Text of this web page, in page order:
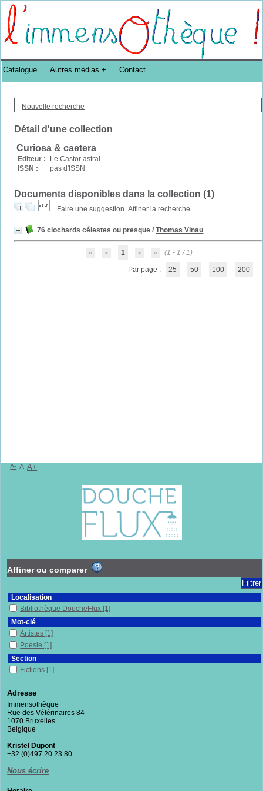
Bibliothèque DoucheFLUX Bibliotheek -->
Nouvelle recherche
Détail d'une collection
Curiosa & caetera
Editeur :
Le Castor astral
ISSN :
pas d'ISSN
Documents disponibles dans la collection (1)
Faire une suggestion Affiner la recherche
76 clochards célestes ou presque /Thomas Vinau
1 (1 - 1 / 1)
Par page : 25 50 100 200
Catalogue Autres médias Contact
A- A A+
Affiner ou comparer
Localisation
Bibliothèque DoucheFlux [1]
Mot-clé
Artistes [1]
Poésie [1]
Section
Fictions [1]
Adresse
Immensothèque
Rue des Vétérinaires 84
1070 Bruxelles
Belgique
Kristel Dupont
+32 (0)497 20 23 80
Nous écrire